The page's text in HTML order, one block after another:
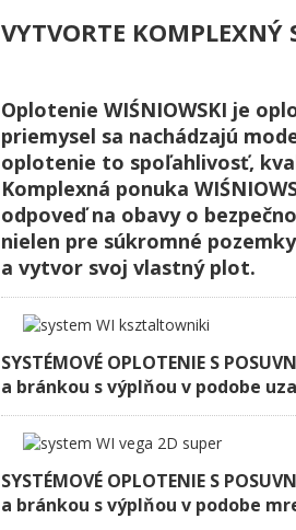
VYTVORTE KOMPLEXNÝ
Oplotenie WIŚNIOWSKI je
priemysel sa nachádzajú
oplotenie to spoľahlivosť,
Komplexná ponuka
odpoveď na obavy o
nielen pre súkromné
a vytvor svoj vlastný plot.
SYSTÉMOVÉ OPLOTENIE S
a bránkou s výplňou v podobe
SYSTÉMOVÉ OPLOTENIE S
a bránkou s výplňou v podobe